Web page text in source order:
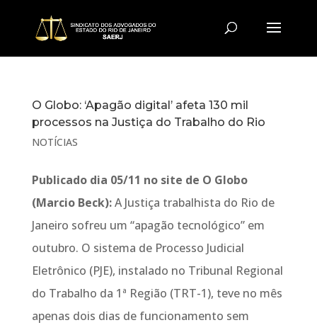
O Globo: ‘Apagão digital’ afeta 130 mil
processos na Justiça do Trabalho do Rio
NOTÍCIAS
Publicado dia 05/11 no site de O Globo
(Marcio Beck):A Justiça trabalhista do Rio de
Janeiro sofreu um “apagão tecnológico” em
outubro. O sistema de Processo Judicial
Eletrônico (PJE), instalado no Tribunal Regional
do Trabalho da 1ª Região (TRT-1), teve no mês
apenas dois dias de funcionamento sem